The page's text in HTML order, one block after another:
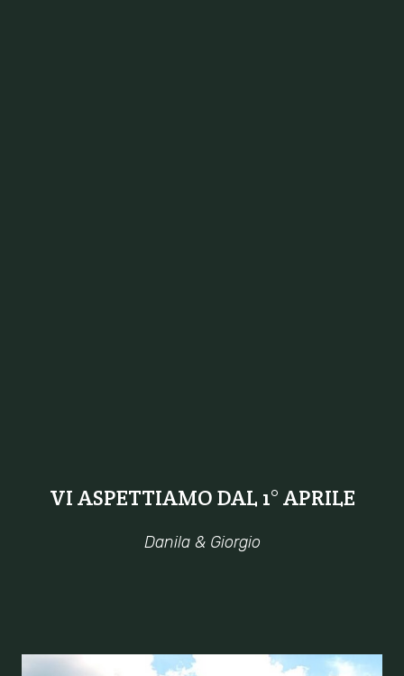
VI ASPETTIAMO DAL 1° APRILE
Danila & Giorgio